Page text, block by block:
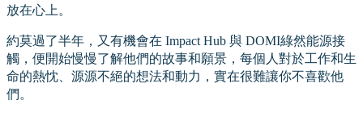
放在心上。
約莫過了半年，又有機會在 Impact Hub 與 DOMI綠然能源接
觸，便開始慢慢了解他們的故事和願景，每個人對於工作和生
命的熱忱、源源不絕的想法和動力，實在很難讓你不喜歡他
們。